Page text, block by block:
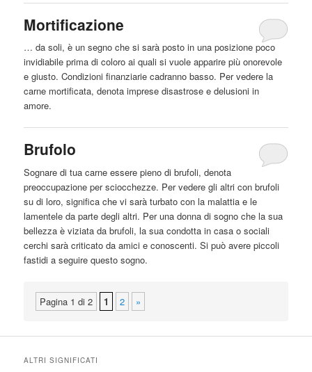
Mortificazione
… da soli, è un segno che si sarà posto in una posizione poco
invidiabile prima di coloro ai quali si vuole apparire più onorevole
e giusto. Condizioni finanziarie cadranno basso. Per vedere la
carne mortificata, denota imprese disastrose e delusioni in
amore.
Brufolo
Sognare di tuacarne essere pieno di brufoli, denota
preoccupazione per sciocchezze. Per vedere gli altri con brufoli
su di loro, significa che vi sarà turbato con la malattia e le
lamentele da parte degli altri. Per una donna di sogno che la sua
bellezza è viziata da brufoli, la sua condotta in casa o sociali
cerchi sarà criticato da amici e conoscenti. Si può avere piccoli
fastidi a seguire questo sogno.
Pagina 1 di 2 1 2 »
ALTRI SIGNIFICATI